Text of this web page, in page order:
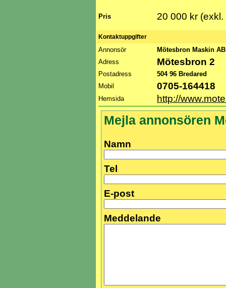
Pris 20 000 kr (exkl.
Kontaktuppgifter
Annonsör
Mötesbron Maskin
Adress
Mötesbron 2
Postadress
504 96 Bredared
Mobil
0705-164418
Hemsida http://
Mejla annonsören
Namn
Tel
E-post
Meddelande